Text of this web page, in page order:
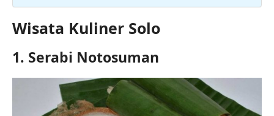
Wisata Kuliner Solo
1. Serabi Notosuman